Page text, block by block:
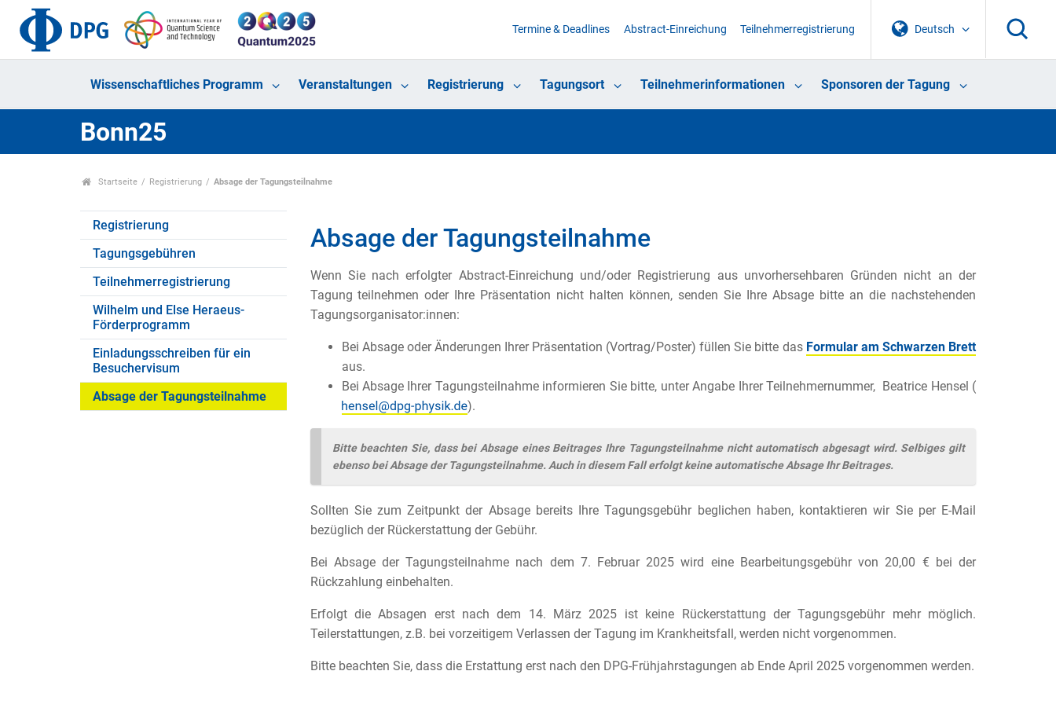
Deutsch
Termine & Deadlines Abstract-Einreichung Teilnehmerregistrierung
Wissenschaftliches Programm Veranstaltungen Registrierung Tagungsort Teilnehmerinformationen Sponsoren der Tagung
Bonn25
Startseite Registrierung Absage der Tagungsteilnahme
Registrierung
Tagungsgebühren
Teilnehmerregistrierung
Wilhelm und Else Heraeus-
Förderprogramm
Einladungsschreiben für ein
Besuchervisum
Absage der Tagungsteilnahme
Absage der Tagungsteilnahme
Wenn Sie nach erfolgter Abstract-Einreichung und/oder Registrierung aus unvorhersehbaren Gründen nicht an der
Tagung teilnehmen oder Ihre Präsentation nicht halten können, senden Sie Ihre Absage bitte an die nachstehenden
Tagungsorganisator:innen:
Bei Absage oder Änderungen Ihrer Präsentation (Vortrag/Poster) füllen Sie bitte das Formular am Schwarzen Brett
aus.
Bei Absage Ihrer Tagungsteilnahme informieren Sie bitte, unter Angabe Ihrer Teilnehmernummer, Beatrice Hensel (
).
Bitte beachten Sie, dass bei Absage eines Beitrages Ihre Tagungsteilnahme nicht automatisch abgesagt wird. Selbiges gilt
ebenso bei Absage der Tagungsteilnahme. Auch in diesem Fall erfolgt keine automatische Absage Ihr Beitrages.
Sollten Sie zum Zeitpunkt der Absage bereits Ihre Tagungsgebühr beglichen haben, kontaktieren wir Sie per E-Mail
bezüglich der Rückerstattung der Gebühr.
Bei Absage der Tagungsteilnahme nach dem 7. Februar 2025 wird eine Bearbeitungsgebühr von 20,00 € bei der
Rückzahlung einbehalten.
Erfolgt die Absagen erst nach dem 14. März 2025 ist keine Rückerstattung der Tagungsgebühr mehr möglich.
Teilerstattungen, z.B. bei vorzeitigem Verlassen der Tagung im Krankheitsfall, werden nicht vorgenommen.
Bitte beachten Sie, dass die Erstattung erst nach den DPG-Frühjahrstagungen ab Ende April 2025 vorgenommen werden.